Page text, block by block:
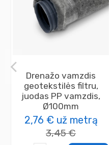
Drenažo vamzdis
geotekstilės filtru,
juodas PP vamzdis,
Ø100mm
2,76 € už metrą
3,45 €